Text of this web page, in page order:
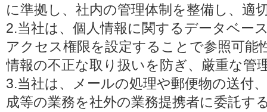
に準拠し、社内の管理体制を整備し、適
2.当社は、個人情報に関するデータベー
アクセス権限を設定することで参照可能
情報の不正な取り扱いを防ぎ、厳重な管
3.当社は、メールの処理や郵便物の送付
成等の業務を社外の業務提携者に委託す